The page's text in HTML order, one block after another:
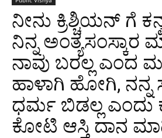
ನೀನು ಕ್ರಿಶ್ಚಿಯನ್ ಗೆ
ನಿನ್ನ
ನಾವು ಬರಲ್ಲ ಎಂದ
ಹಾಳಾಗಿ ಹೋಗಿ, ನನ್ನ
ಧರ್ಮ ಬಿಡಲ್ಲ
ಕೋಟಿ ಆಸ್ತಿ ದಾನ